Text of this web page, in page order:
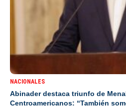
NACIONALES
Abinader destaca triunfo de
Centroamericanos: “También